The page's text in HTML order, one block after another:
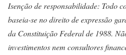
Isenção de responsabilidade: Todo
baseia-se no direito de expressão
da Constituição Federal de 1988.
investimentos nem consultores